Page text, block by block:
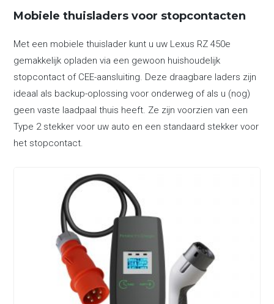
Mobiele thuisladers voor stopcontacten
Met een mobiele thuislader kunt u uw Lexus RZ 450e
gemakkelijk opladen via een gewoon huishoudelijk
stopcontact of CEE-aansluiting. Deze draagbare laders zijn
ideaal als backup-oplossing voor onderweg of als u (nog)
geen vaste laadpaal thuis heeft. Ze zijn voorzien van een
Type 2 stekker voor uw auto en een standaard stekker voor
het stopcontact.